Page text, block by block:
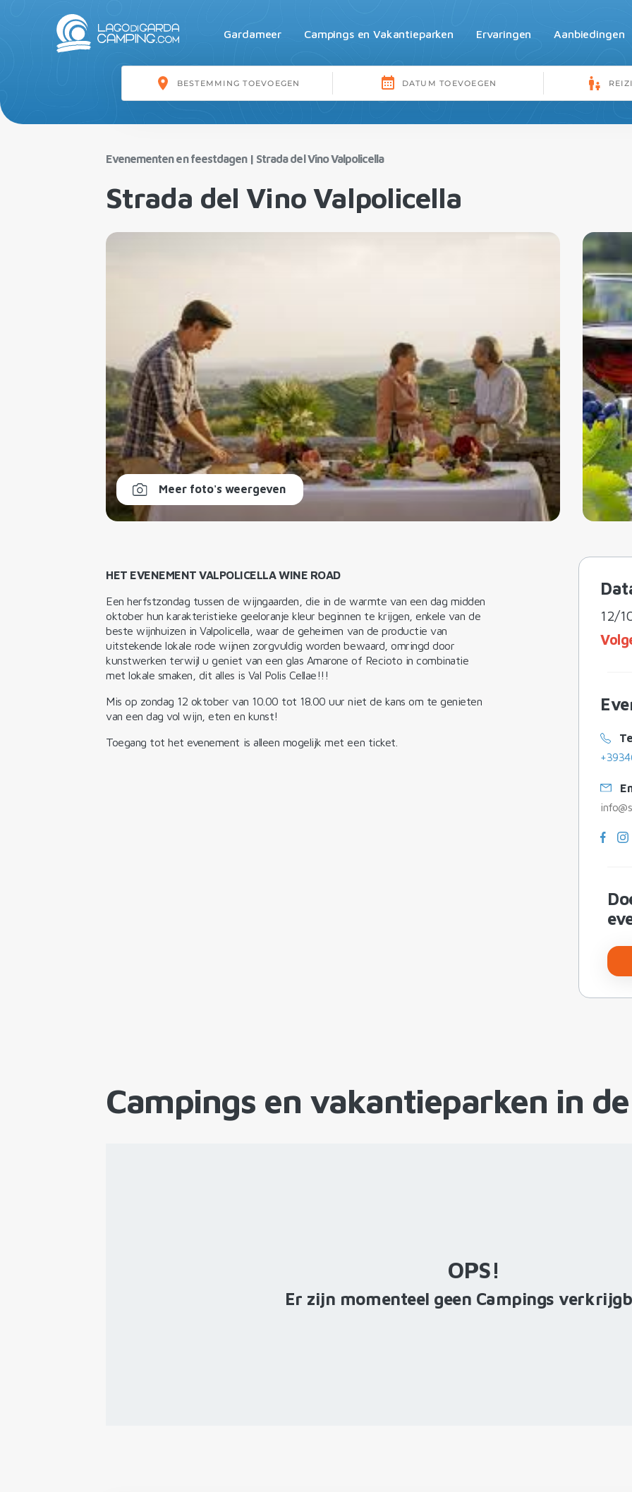
Gardameer Campings en Vakantieparken Ervaringen Aanbiedingen
Evenementen en feestdagen| Strada del Vino Valpolicella
Strada del Vino Valpolicella
Meer foto's weergeven
HET EVENEMENT VALPOLICELLA WINE ROAD
Een herfstzondag tussen de wijngaarden, die in de warmte van een dag midden
oktober hun karakteristieke geeloranje kleur beginnen te krijgen, enkele van de
beste wijnhuizen in Valpolicella, waar de geheimen van de productie van
uitstekende lokale rode wijnen zorgvuldig worden bewaard, omringd door
kunstwerken terwijl u geniet van een glas Amarone of Recioto in combinatie
met lokale smaken, dit alles is Val Polis Cellae!!!
Mis op zondag 12 oktober van 10.00 tot 18.00 uur niet de kans om te genieten
van een dag vol wijn, eten en kunst!
Toegang tot het evenement is alleen mogelijk met een ticket.
12/
Campings en vakantieparken in
OPS!
Er zijn momenteel geen Campings